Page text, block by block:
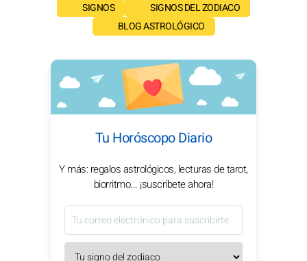
SIGNOS
SIGNOS DEL ZODIACO
BLOG ASTROLÓGICO
Tu Horóscopo Diario
Y más: regalos astrológicos, lecturas de tarot,
biorritmo... ¡suscríbete ahora!